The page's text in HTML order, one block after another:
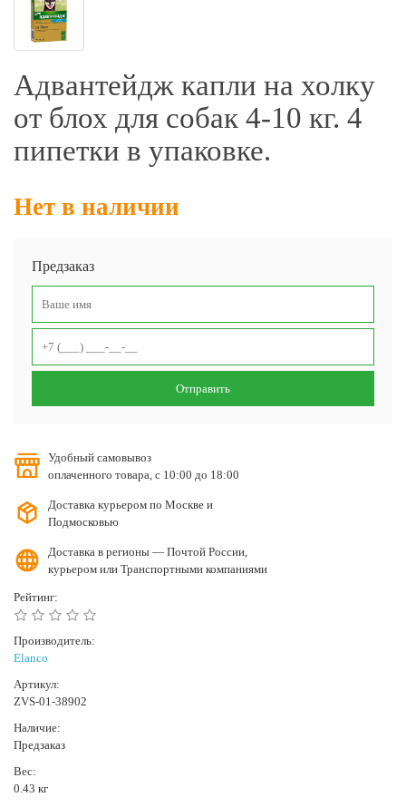
Адвантейдж капли на холку
от блох для собак 4-10 кг. 4
пипетки в упаковке.
Нет в наличии
Предзаказ
Отправить
Удобный самовывоз
оплаченного товара, с 10:00 до 18:00
Доставка курьером по Москве и
Подмосковью
Доставка в регионы — Почтой России,
курьером или Транспортными компаниями
Рейтинг:
Производитель:
Elanco
Артикул:
ZVS-01-38902
Наличие:
Предзаказ
Вес:
0.43 кг
Фильтры молочные
Держатели лизунцов